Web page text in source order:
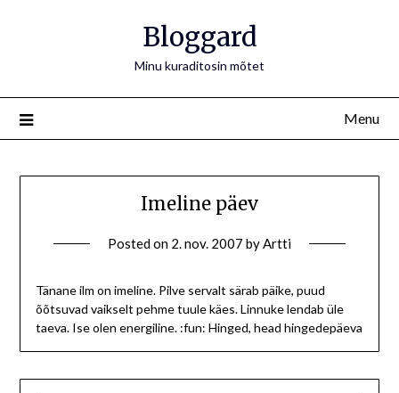
Bloggard
Minu kuraditosin mõtet
Menu
Imeline päev
Posted on 2. nov. 2007 byArtti
Tänane ilm on imeline. Pilve servalt särab päike, puud
õõtsuvad vaikselt pehme tuule käes. Linnuke lendab üle
taeva. Ise olen energiline. :fun: Hinged, head hingedepäeva